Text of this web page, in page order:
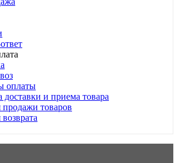
оплаты
доставки и приема товара
продажи товаров